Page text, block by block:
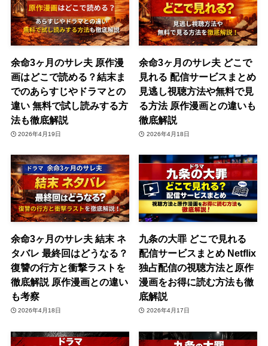
余命3ヶ月のサレ夫 原作漫
画はどこで読める？結末ま
でのあらすじやドラマとの
違い 無料で試し読みする方
法も徹底解説
2026年4月19日
余命3ヶ月のサレ夫 どこで
見れる 配信サービスまとめ
見逃し視聴方法や無料で見
る方法 原作漫画との違いも
徹底解説
2026年4月18日
余命3ヶ月のサレ夫 結末 ネ
タバレ 最終回はどうなる？
復讐の行方と衝撃ラストを
徹底解説 原作漫画との違い
も考察
2026年4月18日
九条の大罪 どこで見れる
配信サービスまとめ Netflix
独占配信の視聴方法と原作
漫画をお得に読む方法も徹
底解説
2026年4月17日